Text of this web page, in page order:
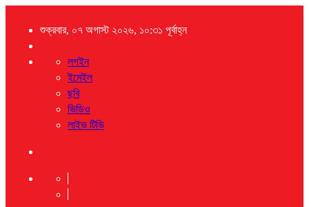
শুক্রবার, ০৭ অগাস্ট ২০২৬, ১০:৩১ পূর্বাহ্ন
লগইন
ইমেইল
ছবি
ভিডিও
লাইভ টিভি